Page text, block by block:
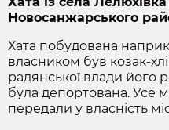
Новосанжарського
Хата побудована
власником був
радянської влади його
була депортована. Усе
передали у власність